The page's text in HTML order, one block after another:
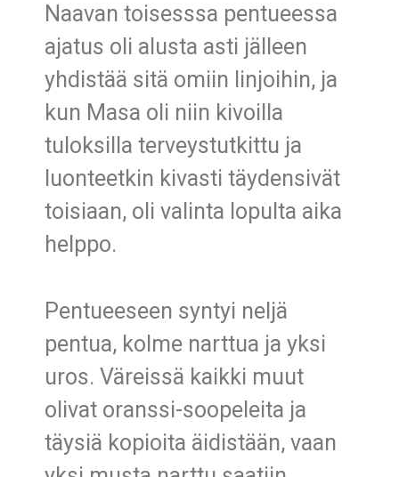
Naavan toisesssa pentueessa
ajatus oli alusta asti jälleen
yhdistää sitä omiin linjoihin, ja
kun Masa oli niin kivoilla
tuloksilla terveystutkittu ja
luonteetkin kivasti täydensivät
toisiaan, oli valinta lopulta aika
helppo.
Pentueeseen syntyi neljä
pentua, kolme narttua ja yksi
uros. Väreissä kaikki muut
olivat oranssi-soopeleita ja
täysiä kopioita äidistään, vaan